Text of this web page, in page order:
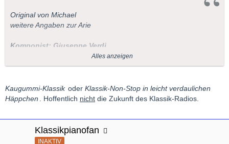
Original von Michael
weitere Angaben zur Arie
Komponist: Giuseppe Verdi
Titel:"Mercè, dilette amiche"(Bolero) aus der Oper "I Vespri
Nello Santi, Dirigent
zuletzt gespielt:13.04.2007 19:23:03Zu folgenden Zeiten ist
Alles anzeigen
Kaugummi-Klassik oder Klassik-Non-Stop in leicht verdaulichen
Häppchen
. Hoffentlich nicht die Zukunft des Klassik-Radios.
Klassikpianofan
INAKTIV